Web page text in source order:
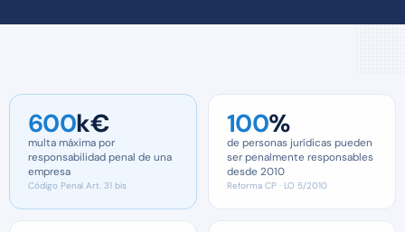
600k€
multa máxima por
responsabilidad penal de una
empresa
Código Penal Art. 31 bis
100%
de personas jurídicas pueden
ser penalmente responsables
desde 2010
Reforma CP · LO 5/2010